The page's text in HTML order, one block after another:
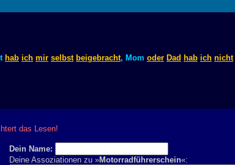
hab ich mir selbst beigebracht, Mom oder Dad hab ich nicht
das Lesen!
Dein Name:
Deine Assoziationen zu »Motorradführerschein«: